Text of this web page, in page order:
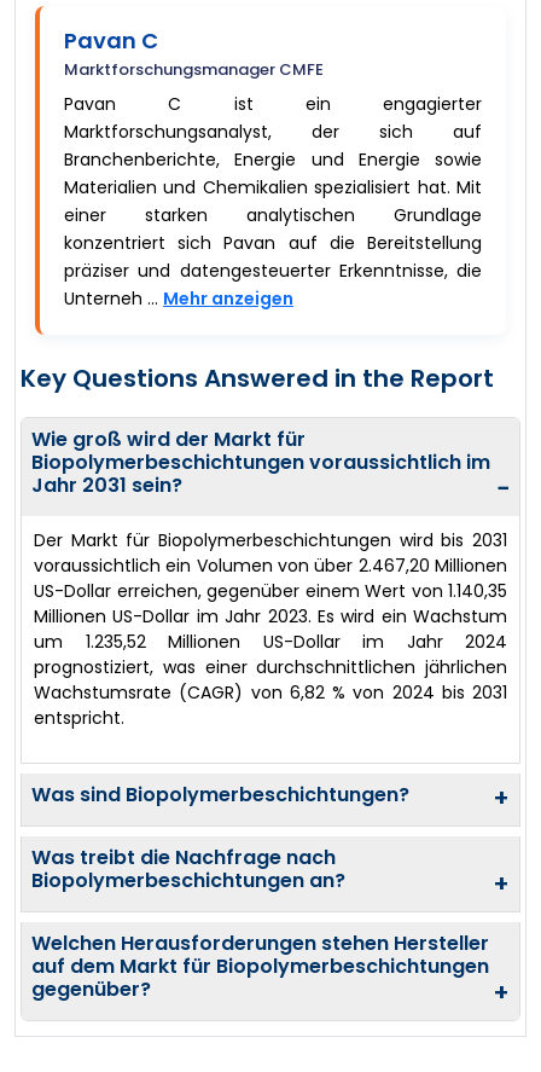
Pavan C
Marktforschungsmanager CMFE
Pavan C ist ein engagierter
Marktforschungsanalyst, der sich auf
Branchenberichte, Energie und Energie sowie
Materialien und Chemikalien spezialisiert hat. Mit
einer starken analytischen Grundlage
konzentriert sich Pavan auf die Bereitstellung
präziser und datengesteuerter Erkenntnisse, die
Unterneh ... Mehr anzeigen
Key Questions Answered in the Report
Wie groß wird der Markt für
Biopolymerbeschichtungen voraussichtlich im
Jahr 2031 sein?
−
Der Markt für Biopolymerbeschichtungen wird bis 2031
voraussichtlich ein Volumen von über 2.467,20 Millionen
US-Dollar erreichen, gegenüber einem Wert von 1.140,35
Millionen US-Dollar im Jahr 2023. Es wird ein Wachstum
um 1.235,52 Millionen US-Dollar im Jahr 2024
prognostiziert, was einer durchschnittlichen jährlichen
Wachstumsrate (CAGR) von 6,82 % von 2024 bis 2031
entspricht.
Was sind Biopolymerbeschichtungen? +
Was treibt die Nachfrage nach
Biopolymerbeschichtungen an?
+
Welchen Herausforderungen stehen Hersteller
auf dem Markt für Biopolymerbeschichtungen
gegenüber?
+